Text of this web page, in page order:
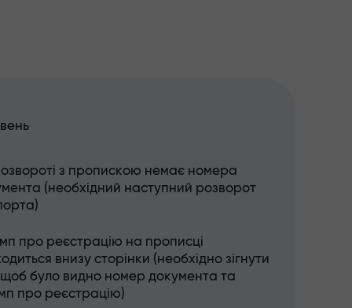
з пропискою немає номера
(необхідний наступний розворот
про реєстрацію на прописці
внизу сторінки (необхідно зігнути
було видно номер документа та
про реєстрацію)